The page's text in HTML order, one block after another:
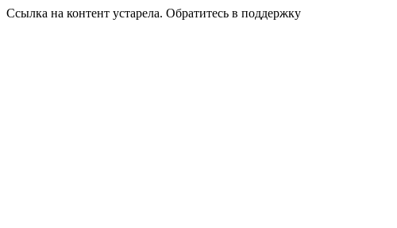
Ссылка на контент устарела. Обратитесь в поддержку